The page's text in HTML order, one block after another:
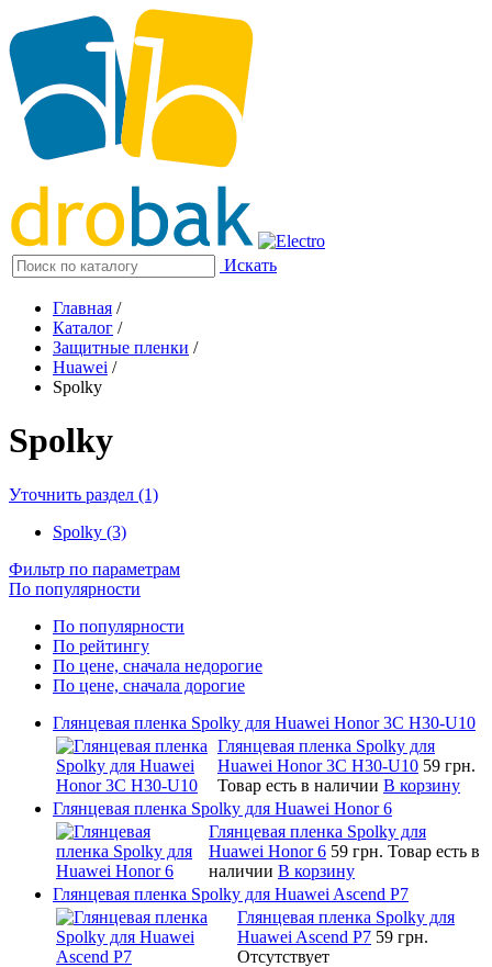
Искать
Главная /
Каталог /
Защитные пленки /
Huawei /
Spolky
Spolky
Уточнить раздел (1)
Spolky (3)
Фильтр по параметрам
По популярности
По популярности
По рейтингу
По цене, сначала недорогие
По цене, сначала дорогие
Глянцевая пленка Spolky для Huawei Honor 3C H30-U10
Глянцевая пленка Spolky для
Huawei Honor 3C H30-U10 59 грн.
Товар есть в наличии В корзину
Глянцевая пленка Spolky для Huawei Honor 6
Глянцевая пленка Spolky для
Huawei Honor 6 59 грн. Товар есть в
наличии В корзину
Глянцевая пленка Spolky для Huawei Ascend P7
Глянцевая пленка Spolky для
Huawei Ascend P7 59 грн.
Отсутствует